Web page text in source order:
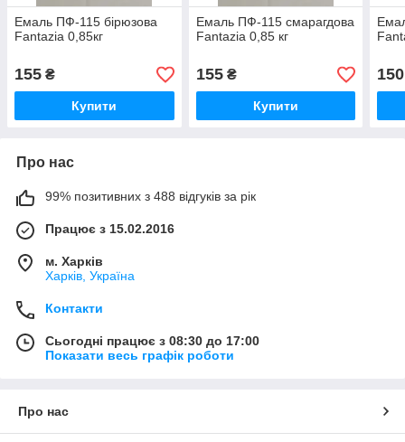
Емаль ПФ-115 бірюзова
Fantazia 0,85кг
155 ₴
Купити
Емаль ПФ-115 смарагдова
Fantazia 0,85 кг
155₴
Купити
150
Про нас
99% позитивних з 488 відгуків за рік
Працює з 15.02.2016
м. Харків
Харків, Україна
Контакти
Сьогодні працює з 08:30 до 17:00
Показати весь графік роботи
Про нас